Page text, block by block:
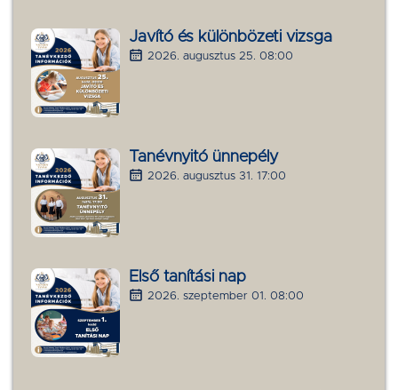
Javító és különbözeti vizsga
2026. augusztus 25. 08:00
Tanévnyitó ünnepély
2026. augusztus 31. 17:00
Első tanítási nap
2026. szeptember 01. 08:00